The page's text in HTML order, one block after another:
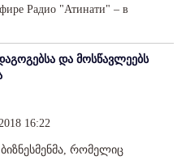
Радио "Атинати" – в
და მოსწავლეებს
16:22
რომელიც